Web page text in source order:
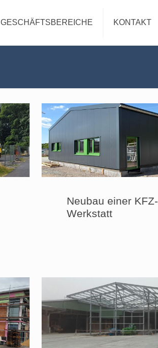
GESCHÄFTSBEREICHE KONTAKT
Neubau einer KFZ-
Werkstatt